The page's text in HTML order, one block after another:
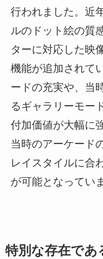
行われました。近
ルのドット絵の質
ターに対応した映
機能が追加されて
ードの充実や、当
るギャラリーモー
付加価値が大幅に
当時のアーケード
レイスタイルに合
が可能となってい
特別な存在であ